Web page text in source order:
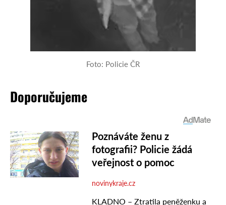
Foto: Policie ČR
Doporučujeme